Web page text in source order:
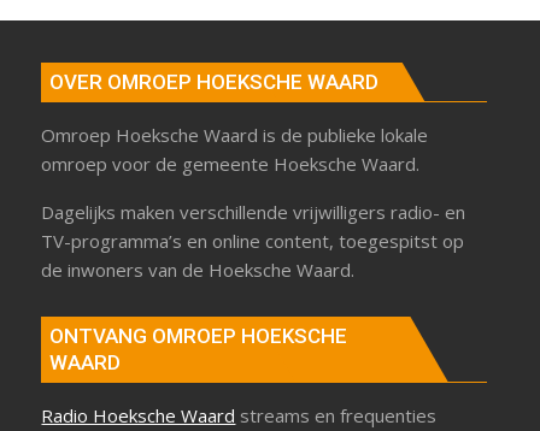
OVER OMROEP HOEKSCHE WAARD
Omroep Hoeksche Waard is de publieke lokale
omroep voor de gemeente Hoeksche Waard.
Dagelijks maken verschillende vrijwilligers radio- en
TV-programma’s en online content, toegespitst op
de inwoners van de Hoeksche Waard.
ONTVANG OMROEP HOEKSCHE
WAARD
Radio Hoeksche Waard streams en frequenties